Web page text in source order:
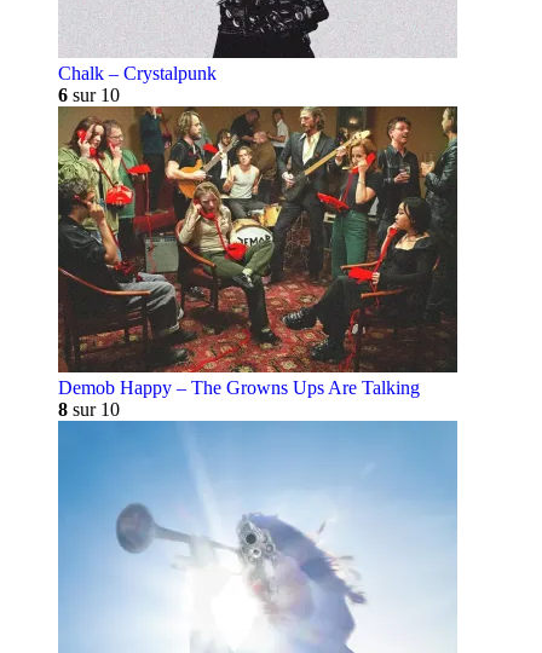
Chalk – Crystalpunk
6 sur 10
Demob Happy – The Growns Ups Are Talking
8 sur 10